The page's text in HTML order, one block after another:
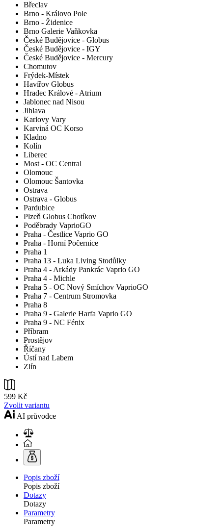
Břeclav
Brno - Královo Pole
Brno - Židenice
Brno Galerie Vaňkovka
České Budějovice - Globus
České Budějovice - IGY
České Budějovice - Mercury
Chomutov
Frýdek-Místek
Havířov Globus
Hradec Králové - Atrium
Jablonec nad Nisou
Jihlava
Karlovy Vary
Karviná OC Korso
Kladno
Kolín
Liberec
Most - OC Central
Olomouc
Olomouc Šantovka
Ostrava
Ostrava - Globus
Pardubice
Plzeň Globus Chotíkov
Poděbrady VaprioGO
Praha - Čestlice Vaprio GO
Praha - Horní Počernice
Praha 1
Praha 13 - Luka Living Stodůlky
Praha 4 - Arkády Pankrác Vaprio GO
Praha 4 - Michle
Praha 5 - OC Nový Smíchov VaprioGO
Praha 7 - Centrum Stromovka
Praha 8
Praha 9 - Galerie Harfa Vaprio GO
Praha 9 - NC Fénix
Příbram
Prostějov
Říčany
Ústí nad Labem
Zlín
599 Kč
Zvolit variantu
AI průvodce
Popis zboží
Popis zboží
Dotazy
Dotazy
Parametry
Parametry